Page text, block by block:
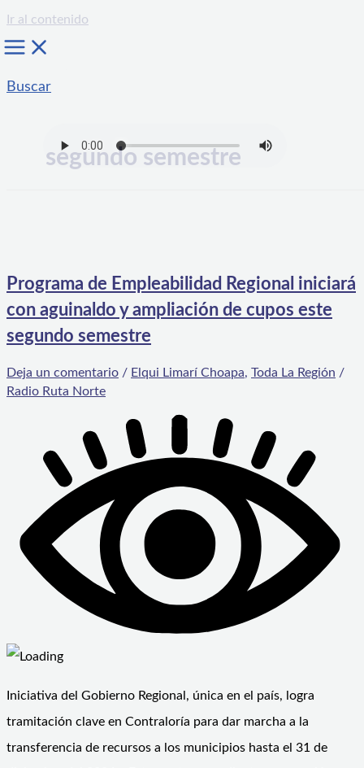
Ir al contenido
Buscar
segundo semestre
Programa de Empleabilidad Regional iniciará
con aguinaldo y ampliación de cupos este
segundo semestre
Deja un comentario / Elqui Limarí Choapa, Toda La Región /
Radio Ruta Norte
Iniciativa del Gobierno Regional, única en el país, logra
tramitación clave en Contraloría para dar marcha a la
transferencia de recursos a los municipios hasta el 31 de